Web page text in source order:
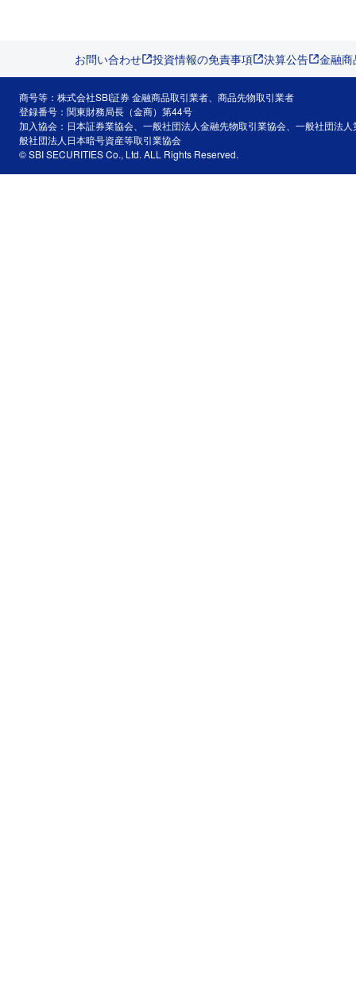
お問い合わせ 投資情報の免責事項 決算公告 金融
商号等：株式会社SBI証券 金融商品取引業者、商品先物取引業者
登録番号：関東財務局長（金商）第44号
加入協会：日本証券業協会、一般社団法人金融先物取引業協会、一般社団法
般社団法人日本暗号資産等取引業協会
© SBI SECURITIES Co., Ltd. ALL Rights Reserved.